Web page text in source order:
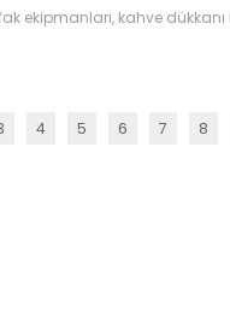
ekipmanları, kahve
4 5 6 7 8